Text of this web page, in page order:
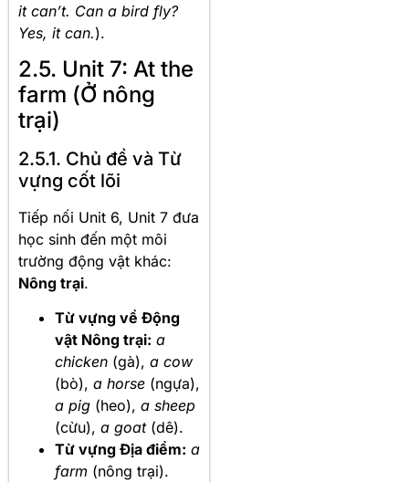
it can’t. Can a bird fly?
Yes, it can.).
2.5. Unit 7: At the
farm (Ở nông
trại)
2.5.1. Chủ đề và Từ
vựng cốt lõi
Tiếp nối Unit 6, Unit 7 đưa
học sinh đến một môi
trường động vật khác:
Nông trại.
Từ vựng về Động
vật Nông trại: a
chicken (gà), a cow
(bò), a horse (ngựa),
a pig (heo), a sheep
(cừu), a goat(dê).
Từ vựng Địa điểm: a
farm (nông trại).